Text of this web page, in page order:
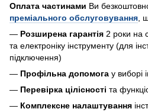
Оплата частинами Ви
преміального обслуговування ,
— Розширена гарантія 2 роки на
та електроніку інструменту (для
підключення)
— Профільна допомога у виборі
— Перевірка цілісності та
— Комплексне налаштування